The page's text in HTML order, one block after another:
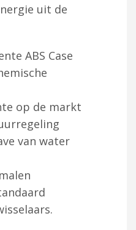
uit de
ABS Case
op de markt
van water